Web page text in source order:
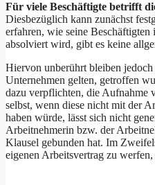
Für viele Beschäftigte betrifft
Diesbezüglich kann zunächst
erfahren, wie seine
absolviert wird, gibt es keine
Hiervon unberührt bleiben
Unternehmen gelten, getroffen
dazu verpflichten, die Aufnahme
selbst, wenn diese nicht mit der
haben würde, lässt sich nicht
Arbeitnehmerin bzw. der
Klausel gebunden hat. Im
eigenen Arbeitsvertrag zu